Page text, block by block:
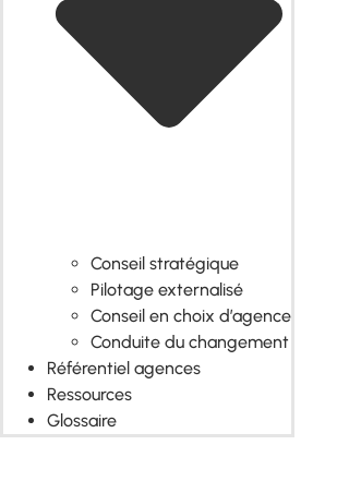
Conseil stratégique
Pilotage externalisé
Conseil en choix d’agence
Conduite du changement
Référentiel agences
Ressources
Glossaire